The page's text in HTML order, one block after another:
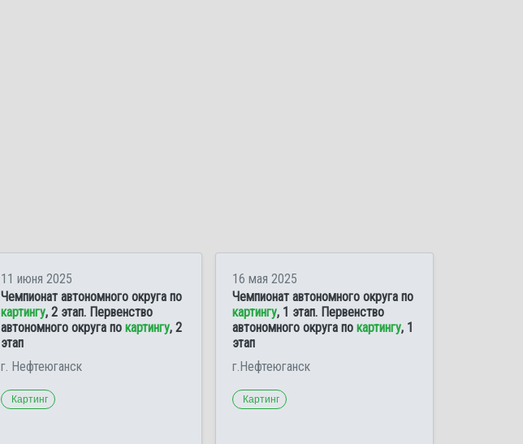
11 июня 2025
Чемпионат автономного округа по
картингу, 2 этап. Первенство
автономного округа по картингу, 2
этап
г. Нефтеюганск
Картинг
16 мая 2025
Чемпионат автономного округа по
картингу, 1 этап. Первенство
автономного округа по картингу, 1
этап
г.Нефтеюганск
Картинг